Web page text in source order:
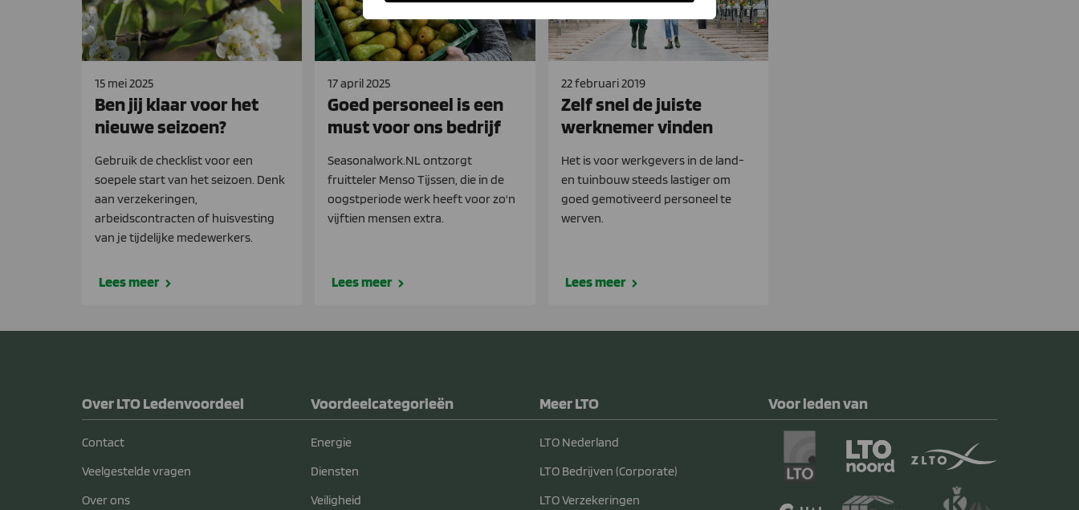
15 mei 2025
Ben jij klaar voor het
nieuwe seizoen?
Gebruik de checklist voor een
soepele start van het seizoen. Denk
aan verzekeringen,
arbeidscontracten of huisvesting
van je tijdelijke medewerkers.
Lees meer
17 april 2025
Goed personeel is een
must voor ons bedrijf
Seasonalwork.NL ontzorgt
fruitteler Menso Tijssen, die in de
oogstperiode werk heeft voor zo'n
vijftien mensen extra.
Lees meer
22 februari 2019
Zelf snel de juiste
werknemer vinden
Het is voor werkgevers in de land-
en tuinbouw steeds lastiger om
goed gemotiveerd personeel te
werven.
Lees meer
Over LTO Ledenvoordeel
Contact
Veelgestelde vragen
Over ons
Voordeelcategorieën
Energie
Diensten
Veiligheid
Meer LTO
LTO Nederland
LTO Bedrijven (Corporate)
LTO Verzekeringen
Voor leden van